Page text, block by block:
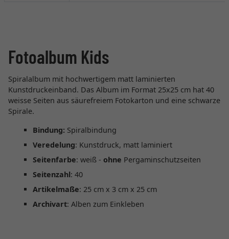
Fotoalbum Kids
Spiralalbum mit hochwertigem matt laminierten
Kunstdruckeinband. Das Album im Format 25x25 cm hat 40
weisse Seiten aus säurefreiem Fotokarton und eine schwarze
Spirale.
Bindung: Spiralbindung
Veredelung: Kunstdruck, matt laminiert
Seitenfarbe: weiß - ohne Pergaminschutzseiten
Seitenzahl: 40
Artikelmaße: 25 cm x 3 cm x 25 cm
Archivart: Alben zum Einkleben